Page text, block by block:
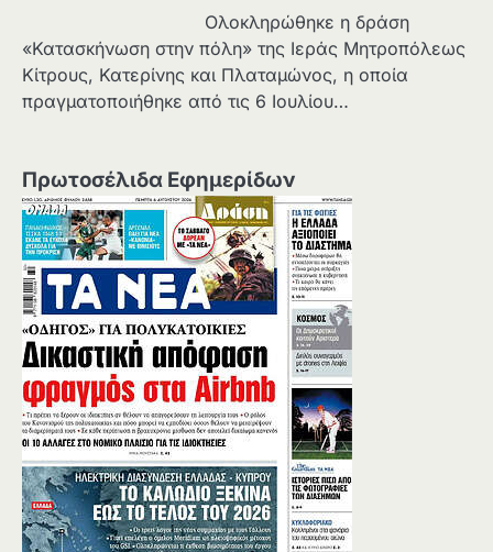
Ολοκληρώθηκε η δράση
«Κατασκήνωση στην πόλη» της Ιεράς Μητροπόλεως
Κίτρους, Κατερίνης και Πλαταμώνος, η οποία
πραγματοποιήθηκε από τις 6 Ιουλίου…
Πρωτοσέλιδα Εφημερίδων